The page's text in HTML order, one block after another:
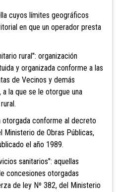
cuyos límites geográficos
en que un operador presta
rural": organización
y organizada conforme a las
de Vecinos y demás
la que se le otorgue una
conforme al decreto
Ministerio de Obras Públicas,
el año 1989.
sanitarios": aquellas
concesiones otorgadas
de ley Nº 382, del Ministerio